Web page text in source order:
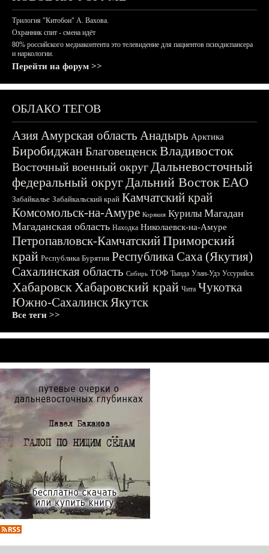
Трилогия "Китобои" А. Вахова.
Охранник спит - смена идёт
80% российского медиаконтента это телевидение для пациентов психдиспансера
и наркологии.
Перейти на форум >>
ОБЛАКО ТЕГОВ
АзияАмурская область Анадырь Арктика
БиробиджанБлаговещенскВладивосток
Восточный военный округДальневосточный
федеральный округДальний ВостокЕАО
Забайкалье Забайкальский край Камчатский край
Комсомольск-на-Амуре Корякия Курилы Магадан
Магаданская область Находка Николаевск-на-Амуре
Петропавловск-КамчатскийПриморский
край Республика Бурятия Республика Саха (Якутия)
Сахалинская область Сибирь ТОФ Тында Улан-Удэ Уссурийск
ХабаровскХабаровский край Чита Чукотка
Южно-СахалинскЯкутск
Все теги >>